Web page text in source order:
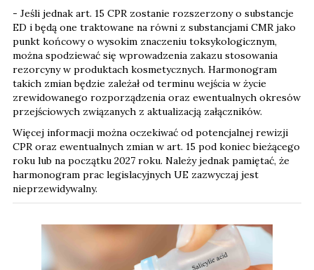
- Jeśli jednak art. 15 CPR zostanie rozszerzony o substancje
ED i będą one traktowane na równi z substancjami CMR jako
punkt końcowy o wysokim znaczeniu toksykologicznym,
można spodziewać się wprowadzenia zakazu stosowania
rezorcyny w produktach kosmetycznych. Harmonogram
takich zmian będzie zależał od terminu wejścia w życie
zrewidowanego rozporządzenia oraz ewentualnych okresów
przejściowych związanych z aktualizacją załączników.
Więcej informacji można oczekiwać od potencjalnej rewizji
CPR oraz ewentualnych zmian w art. 15 pod koniec bieżącego
roku lub na początku 2027 roku. Należy jednak pamiętać, że
harmonogram prac legislacyjnych UE zazwyczaj jest
nieprzewidywalny.